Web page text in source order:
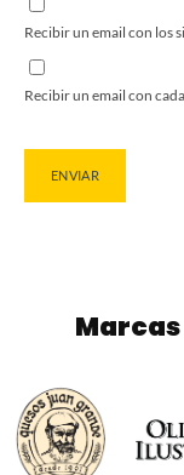
Recibir un email con los
Recibir un email con